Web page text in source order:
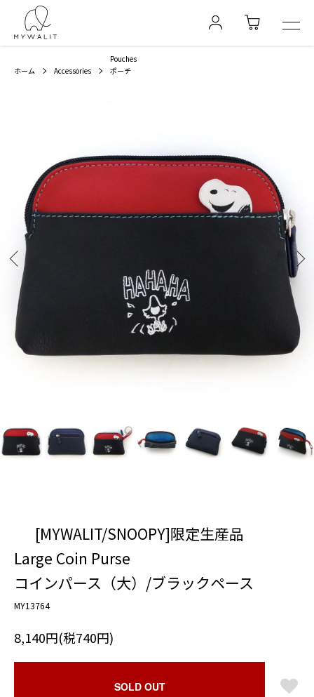
ホーム Accessories
Pouches
ポーチ
[MYWALIT/SNOOPY]限定生産品
Large Coin Purse
コインパース（大）/ブラックペース
MY13764
8,140円(税740円)
SOLD OUT